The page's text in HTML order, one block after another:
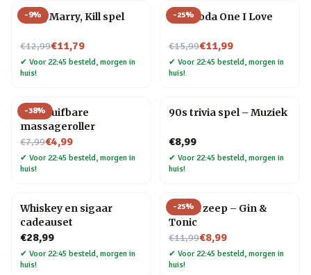
-9%
F*ck, Marry, Kill spel
€12,99
Nu voor€11,79
✔ Voor 22:45 besteld, morgen in
huis!
-25%
Mok Yoda One I Love
€15,99
Nu voor€11,99
✔ Voor 22:45 besteld, morgen in
huis!
-38%
Uitschuifbare
massageroller
€7,99
Nu voor€4,99
✔ Voor 22:45 besteld, morgen in
huis!
90s trivia spel – Muziek
€8,99
✔ Voor 22:45 besteld, morgen in
huis!
Whiskey en sigaar
cadeauset
€28,99
✔ Voor 22:45 besteld, morgen in
huis!
-25%
Drank zeep – Gin &
Tonic
€11,99
Nu voor€8,99
✔ Voor 22:45 besteld, morgen in
huis!